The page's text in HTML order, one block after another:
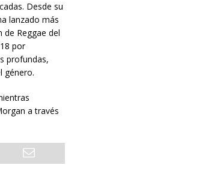
Desde su
lanzado más
Reggae del
por
profundas,
género.
a través